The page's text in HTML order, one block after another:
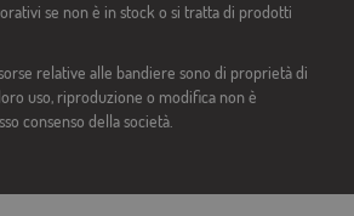
se non è in stock o si tratta di prodotti
relative alle bandiere sono di proprietà di
uso, riproduzione o modifica non è
consenso della società.